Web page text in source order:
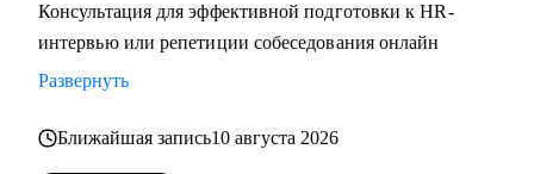
Консультация для эффективной подготовки к HR-
интервью или репетиции собеседования онлайн
Развернуть
Ближайшая запись10 августа 2026